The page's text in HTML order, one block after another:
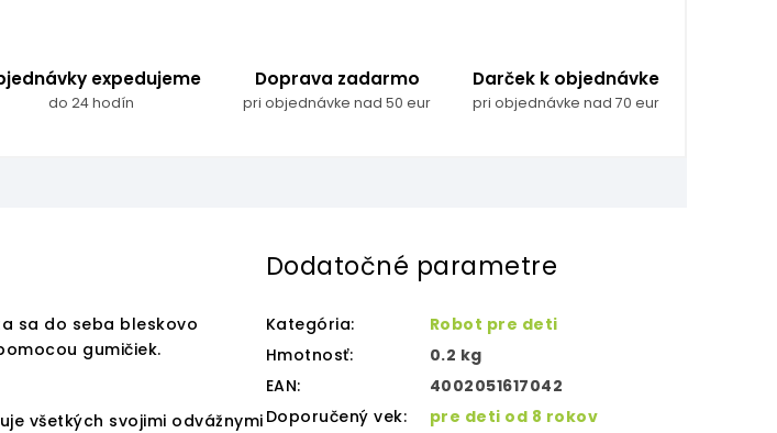
expedujeme
do 24 hodín
Doprava zadarmo
pri objednávke nad 50 eur
Darček k objednávke
pri objednávke nad 70 eur
sa do seba bleskovo
gumičiek.
všetkých svojimi odvážnymi
Dodatočné parametre
Kategória:
Robot pre deti
Hmotnosť:
0.2 kg
EAN:
4002051617042
Doporučený vek:
pre deti od 8 rokov